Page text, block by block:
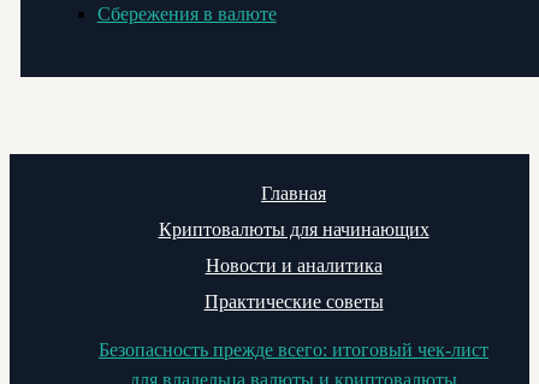
Сбережения в валюте
Главная
Криптовалюты для начинающих
Новости и аналитика
Практические советы
Безопасность прежде всего: итоговый чек-лист
для владельца валюты и криптовалюты